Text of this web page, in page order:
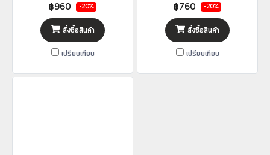
฿960 -20%
สั่งซื้อสินค้า
เปรียบเทียบ
฿760 -20%
สั่งซื้อสินค้า
เปรียบเทียบ